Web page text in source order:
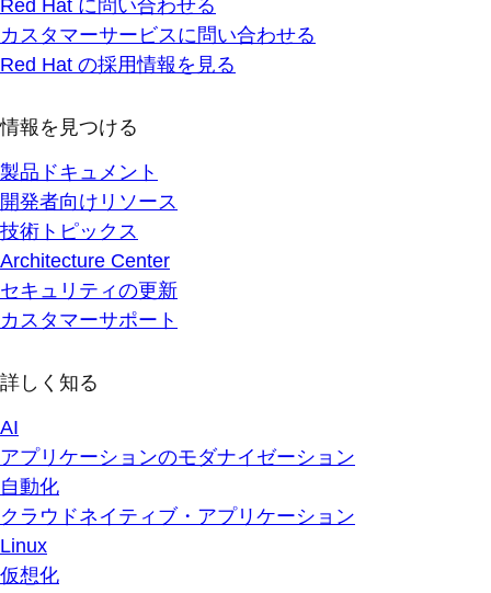
Red Hat に問い合わせる
カスタマーサービスに問い合わせる
Red Hat の採用情報を見る
情報を見つける
製品ドキュメント
開発者向けリソース
技術トピックス
Architecture Center
セキュリティの更新
カスタマーサポート
詳しく知る
AI
アプリケーションのモダナイゼーション
自動化
クラウドネイティブ・アプリケーション
Linux
仮想化